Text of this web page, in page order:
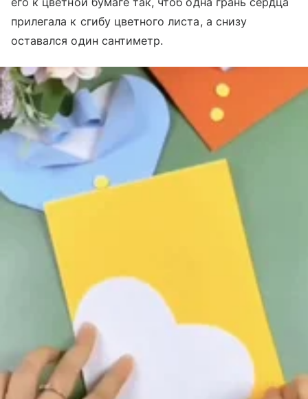
прилегала к сгибу цветного листа, а снизу
оставался один сантиметр.